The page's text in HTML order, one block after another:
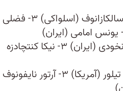
۷۴ کیلوگرم: ۱- کایل داک (آمریکا) ۲- تیموراز سالکازانوف (اسلواکی) ۳- فضلی
۷۹ کیلوگرم: ۱- جردن باروز (آمریکا) ۲- محمد نخودی (ایران) ۳- نیکا کنتچادزه
۸۶ کیلوگرم: ۱- حسن یزدانی (ایران) ۲- دیوید تیلور (آمریکا) ۳- آرتور نایفونوف